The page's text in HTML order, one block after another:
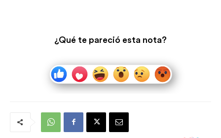
¿Qué te pareció esta nota?